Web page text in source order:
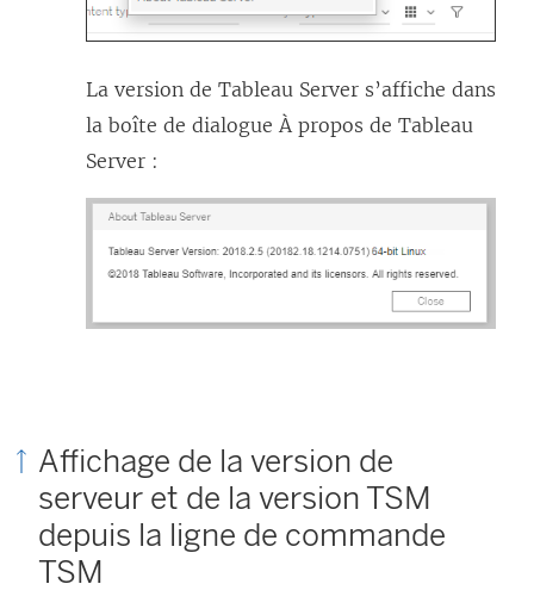
La version de Tableau Server s’affiche dans
la boîte de dialogue À propos de Tableau
Server :
Affichage de la version de
serveur et de la version TSM
depuis la ligne de commande
TSM